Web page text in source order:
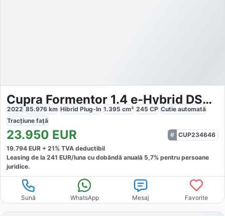
Cupra Formentor 1.4 e-Hybrid DSG Tribe Edition
2022 85.976 km Hibrid Plug-In 1.395 cm³ 245 CP Cutie automată
Tracțiune față
23.950 EUR
CUP234646
19.794 EUR + 21% TVA deductibil
Leasing de la 241 EUR/luna cu dobăndă anuală 5,7% pentru persoane
juridice.
Sună WhatsApp Mesaj Favorite